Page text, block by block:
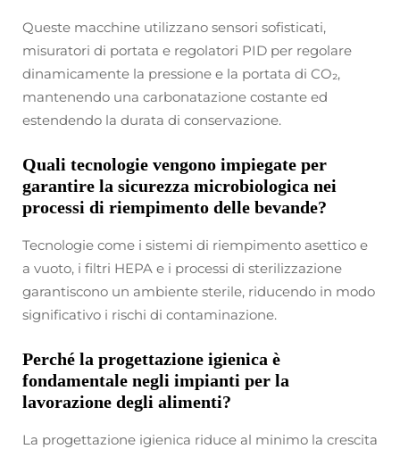
Queste macchine utilizzano sensori sofisticati,
misuratori di portata e regolatori PID per regolare
dinamicamente la pressione e la portata di CO₂,
mantenendo una carbonatazione costante ed
estendendo la durata di conservazione.
Quali tecnologie vengono impiegate per
garantire la sicurezza microbiologica nei
processi di riempimento delle bevande?
Tecnologie come i sistemi di riempimento asettico e
a vuoto, i filtri HEPA e i processi di sterilizzazione
garantiscono un ambiente sterile, riducendo in modo
significativo i rischi di contaminazione.
Perché la progettazione igienica è
fondamentale negli impianti per la
lavorazione degli alimenti?
La progettazione igienica riduce al minimo la crescita